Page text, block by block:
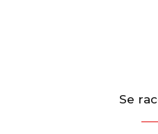
Se rac